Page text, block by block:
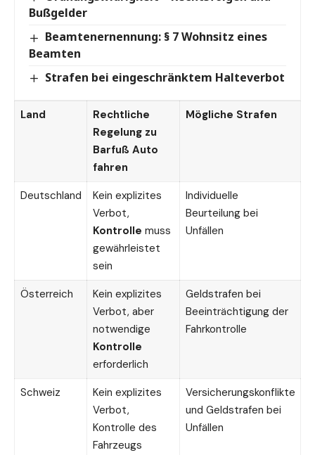
Bußgelder
Beamtenernennung: § 7 Wohnsitz eines
Beamten
Strafen bei eingeschränktem Halteverbot
Land
Rechtliche
Regelung zu
Barfuß Auto
fahren
Mögliche Strafen
Deutschland
Kein explizites
Verbot,
Kontrolle muss
gewährleistet
sein
Individuelle
Beurteilung bei
Unfällen
Österreich
Kein explizites
Verbot, aber
notwendige
Kontrolle
erforderlich
Geldstrafen bei
Beeinträchtigung der
Fahrkontrolle
Schweiz
Kein explizites
Verbot,
Kontrolle des
Fahrzeugs
Versicherungskonflikte
und Geldstrafen bei
Unfällen